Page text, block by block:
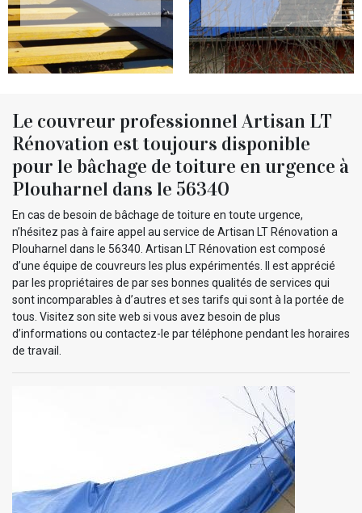
Le couvreur professionnel Artisan LT
Rénovation est toujours disponible
pour le bâchage de toiture en urgence à
Plouharnel dans le 56340
En cas de besoin de bâchage de toiture en toute urgence,
n’hésitez pas à faire appel au service de Artisan LT Rénovation a
Plouharnel dans le 56340. Artisan LT Rénovation est composé
d’une équipe de couvreurs les plus expérimentés. Il est apprécié
par les propriétaires de par ses bonnes qualités de services qui
sont incomparables à d’autres et ses tarifs qui sont à la portée de
tous. Visitez son site web si vous avez besoin de plus
d’informations ou contactez-le par téléphone pendant les horaires
de travail.